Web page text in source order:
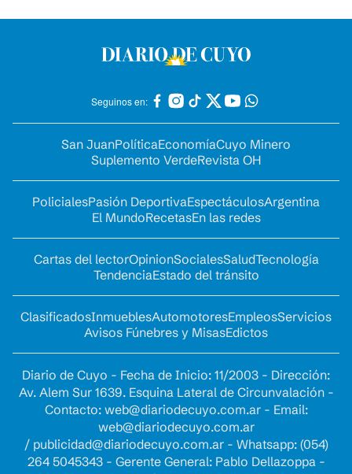
Seguinos en:
San JuanPolíticaEconomíaCuyo Minero
Suplemento VerdeRevista OH
PolicialesPasión DeportivaEspectáculosArgentina
El MundoRecetasEn las redes
Cartas del lectorOpinionSocialesSaludTecnología
TendenciaEstado del tránsito
ClasificadosInmueblesAutomotoresEmpleosServicios
Avisos Fúnebres y MisasEdictos
Diario de Cuyo - Fecha de Inicio: 11/2003 - Dirección:
Av. Alem Sur 1639. Esquina Lateral de Circunvalación -
Contacto: web@diariodecuyo.com.ar- Email:
web@diariodecuyo.com.ar
/ publicidad@diariodecuyo.com.ar- Whatsapp: (054)
264 5045343 - Gerente General: Pablo Dellazoppa -